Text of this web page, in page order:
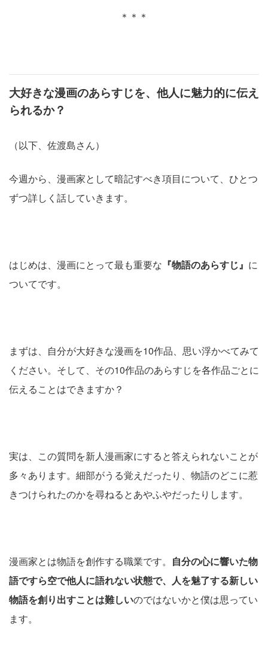
＊＊＊
大好きな漫画のあらすじを、他人に魅力的に伝え
られるか？
（以下、佐渡島さん）
今週から、漫画家として暗記すべき項目について、ひとつ
ずつ詳しく話していきます。
はじめは、漫画にとって最も重要な 『物語のあらすじ』 に
ついてです。
まずは、自分が大好きな漫画を10作品、思い浮かべてみて
ください。そして、その10作品のあらすじを各作品ごとに
伝えることはできますか？
実は、この質問を新人漫画家にすると答えられないことが
多々あります。細部がうる覚えだったり、物語のどこに惹
きつけられたのかを尋ねるとあやふやだったりします。
漫画家とは物語を創作する職業です。 自分の心に響いた物
語ですら空で他人に語れない状態で、人を魅了する新しい
物語を創り出すことは難しいのではないかと僕は思ってい
ます。